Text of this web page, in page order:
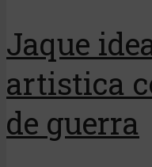
Jaque
artistica
de guerra